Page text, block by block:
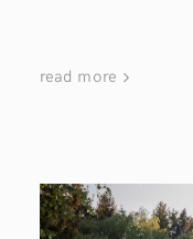
read more